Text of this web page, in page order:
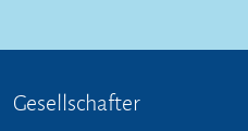
Gesellschafter